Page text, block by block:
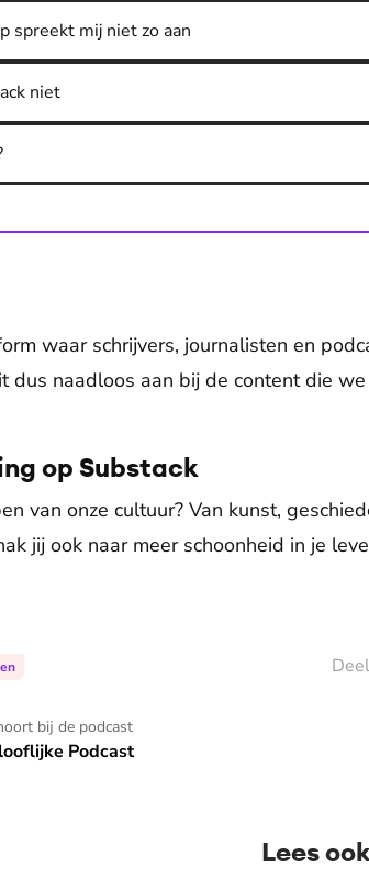
spreekt mij niet zo aan
niet
waar schrijvers, journalisten en
dus naadloos aan bij de content die
op Substack
van onze cultuur? Van kunst,
jij ook naar meer schoonheid in je
bij de podcast
Podcast
Lees ook